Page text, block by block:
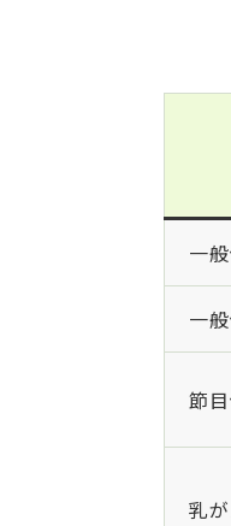
一
一
節目
乳